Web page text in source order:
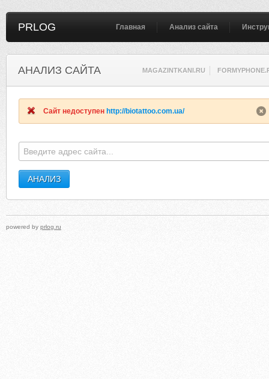
PRLOG Главная Анализ сайта
АНАЛИЗ САЙТА MAGAZINTKANI.RU
Сайт недоступен http://biotattoo.com.ua/
powered by prlog.ru